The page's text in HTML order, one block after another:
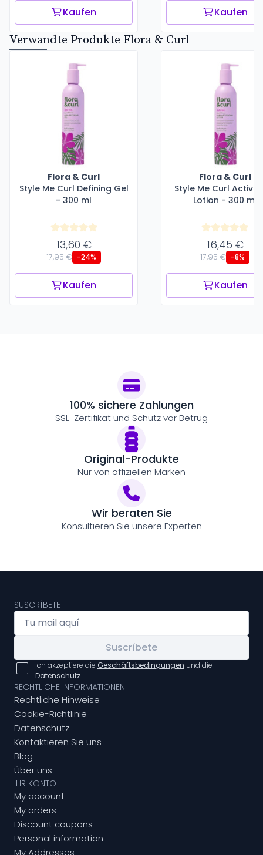
Kaufen Kaufen
Verwandte Produkte Flora & Curl
Flora & Curl
Style Me Curl Defining Gel
- 300 ml
13,60 €
17,95 € -24%
Kaufen
Flora & Curl
Style Me Curl
Lotion - 300 ml
16,45 €
17,95 € -8%
Kaufen
100% sichere Zahlungen
SSL-Zertifikat und Schutz vor Betrug
Original-Produkte
Nur von offiziellen Marken
Wir beraten Sie
Konsultieren Sie unsere Experten
SUSCRÍBETE
Suscríbete
Ich akzeptiere die Geschäftsbedingungen und die
Datenschutz
RECHTLICHE INFORMATIONEN
Rechtliche Hinweise
Cookie-Richtlinie
Datenschutz
Kontaktieren Sie uns
Blog
Über uns
IHR KONTO
My account
My orders
Discount coupons
Personal information
My Addresses